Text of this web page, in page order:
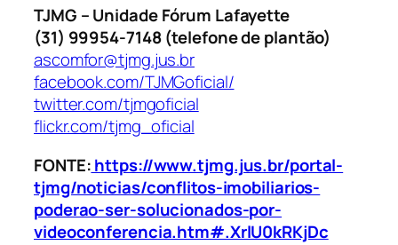
TJMG – Unidade Fórum Lafayette
(31) 99954-7148 (telefone de plantão)
ascomfor@tjmg.jus.br
facebook.com/TJMGoficial/
twitter.com/tjmgoficial
flickr.com/tjmg_oficial
FONTE:https://www.tjmg.jus.br/portal-
tjmg/noticias/conflitos-imobiliarios-
poderao-ser-solucionados-por-
videoconferencia.htm#.XrlU0kRKjDc